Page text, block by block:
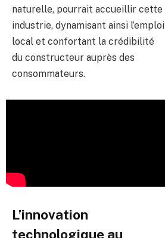
naturelle, pourrait accueillir cette
industrie, dynamisant ainsi l’emploi
local et confortant la crédibilité
du constructeur auprès des
consommateurs.
L’innovation
technologique au